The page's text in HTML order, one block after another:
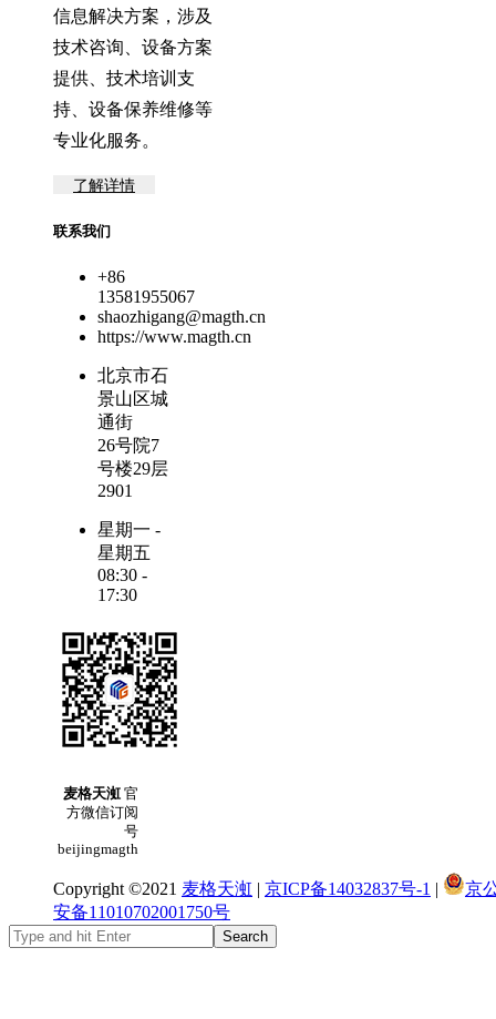
信息解决方案，涉及
技术咨询、设备方案
提供、技术培训支
持、设备保养维修等
专业化服务。
了解详情
联系我们
+86
13581955067
shaozhigang@magth.cn
https://www.magth.cn
北京市石
景山区城
通街
26号院7
号楼29层
2901
星期一 -
星期五
08:30 -
17:30
麦格天渱官
方微信订阅
号
beijingmagth
Copyright ©2021 麦格天渱 | 京ICP备14032837号-1 |
京
安备11010702001750号